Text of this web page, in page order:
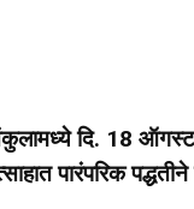
दि. 18 ऑगस्ट
पारंपरिक